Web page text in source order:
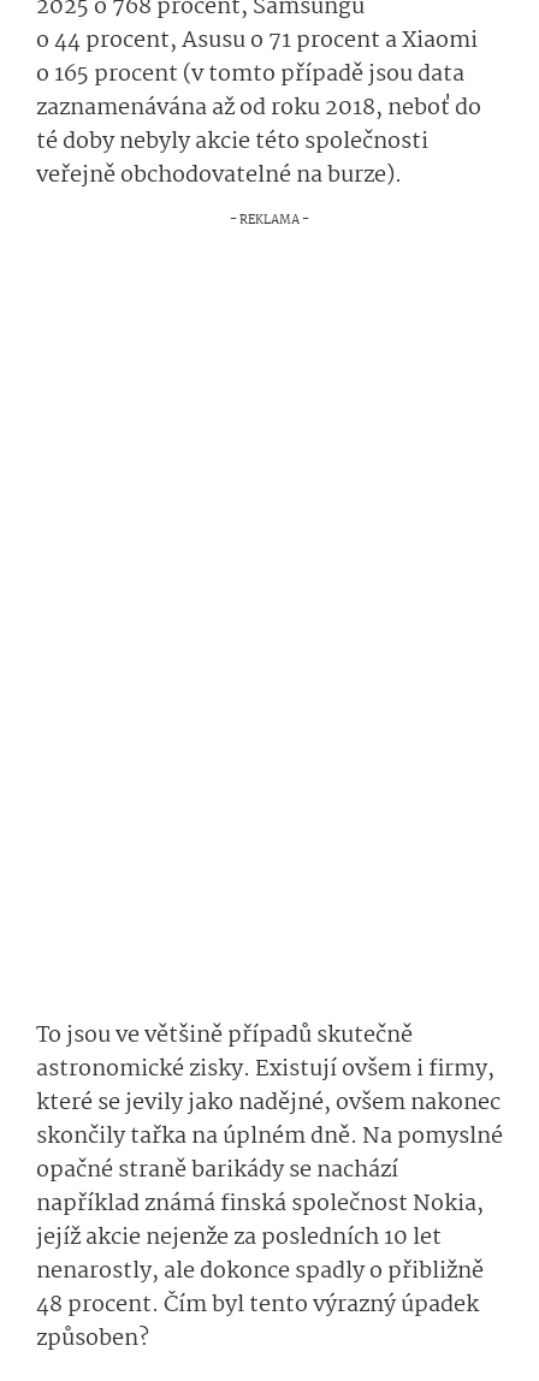
2025 o 768 procent, Samsungu
o 44 procent, Asusu o 71 procent a Xiaomi
o 165 procent (v tomto případě jsou data
zaznamenávána až od roku 2018, neboť do
té doby nebyly akcie této společnosti
veřejně obchodovatelné na burze).
To jsou ve většině případů skutečně
astronomické zisky. Existují ovšem i firmy,
které se jevily jako nadějné, ovšem nakonec
skončily tařka na úplném dně. Na pomyslné
opačné straně barikády se nachází
například známá finská společnost Nokia,
jejíž akcie nejenže za posledních 10 let
nenarostly, ale dokonce spadly o přibližně
48 procent. Čím byl tento výrazný úpadek
způsoben?